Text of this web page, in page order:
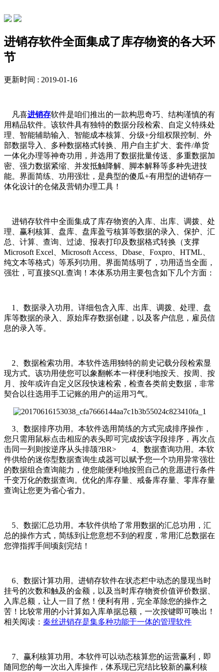
进销存软件全面集成了库存物资的各大环
节
更新时间 : 2019-01-16
凡喜进销存软件是咱们推出的一款构思奇巧、结构谨慎的有
用精品软件。该软件具有独特的数据分段检索、自定义特殊处
理、智能辅助输入、智能成本核算、分级+分组权限控制、外
部数据导入、多种数据格式转换、用户自主扩大、套件/单货
一体化办理等神奇功用，并选用了数据批量传送、多重数据加
密、强力数据紧缩、并发抵触降解、脚本解释等多种先进技
能。界面简练、功用强壮，是典型的傻瓜+有用型的进销存一
体化设计的仓储及营销办理工具！
进销存软件中全面集成了库存物资的入库、出库、调拨、处
理、赢利核算、盘库、盘库盈亏核算等数据的录入、保护、汇
总、计算、查询、过滤、报表打印及数据格式转换（支撑
Microsoft Excel、Microsoft Access、Dbase、Foxpro、HTML、
纯文本等格式）等系列功用。界面简练明了，功用适当全面，
强壮，可直接SQL查询！本体系功用主要包含如下几个方面：
1、数据录入功用。详细包含入库、出库、调拨、处理、盘
库等数据的录入、原始库存数据创建，以及客户信息，雇员信
息的录入等。
2、数据检索功用。本软件选用独特的前史记载分段检索显
现方式。该功用使您可以象翻帐本一样便利地按天、按周、按
月、按年或许自定义区段快速检索，检查各类前史数据，非常
契合以往选用手工记账的用户的运用习气。
3、数据排序功用。本软件选用简练的方式完成排序操作，
您只需用鼠标点击相应的表头即可完成按该字段排序，再次点
击同一列则按逆序从头排颉?BR> 4、数据查询功用。本软
件供给的迷你型数据查询生成器可以赋予您一个功用异常强壮
的数据组合查询能力，使您能便利地按照自己的意愿进行条件
千变万化的数据查询。优化的库存量、戒备库存量、零库存量
查询让您更为省心省力。
5、数据汇总功用。本软件供给了常用数据的汇总功用，汇
总的操作方式，简练到让您意想不到的程度，常用汇总数据在
您弹指挥手间顷刻完结！
6、数据计算功用。进销存软件在状态栏中动态的显现当时
挂号的次数和触及的金额，以及当时库存物资价值评价数据、
入库总额，让人一目了然！便利有用，完全革除您的操作之
苦！比较常用的小计算如入库单据总额，一次按键即可唤出！
相关阅读： 秦丝进销存是集多种功能于一体的管理软件
7、赢利核算功用。本软件可以动态核算您的运营赢利，即
随同您的每一次出入库操作，体系现已完结比较新的赢利核